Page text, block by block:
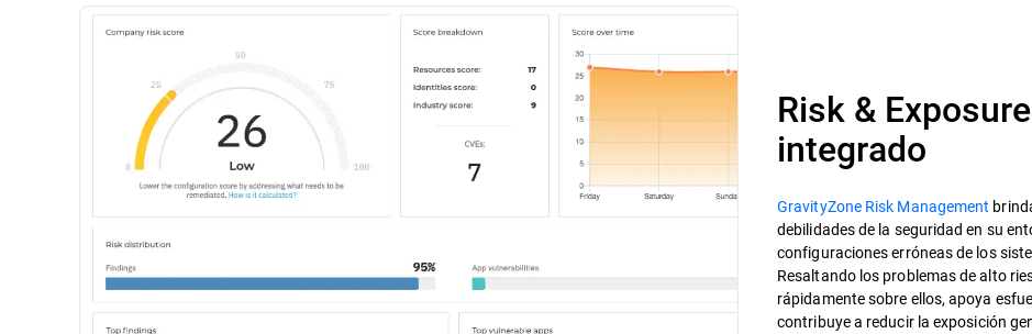
Risk &
integrado
GravityZone Risk Management
debilidades de la seguridad en su
configuraciones erróneas de los
Resaltando los problemas de alto
rápidamente sobre ellos, apoya
contribuye a reducir la exposición